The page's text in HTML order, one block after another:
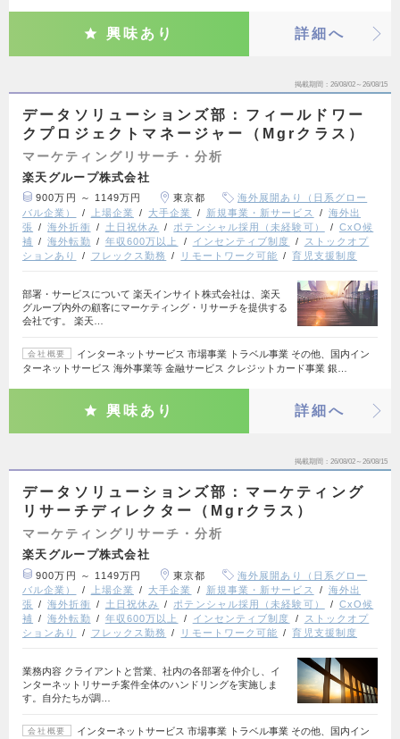
興味あり 詳細へ
掲載期間 26/08/02～26/08/15
データソリューションズ部：フィールドワー
クプロジェクトマネージャー（Mgrクラス）
マーケティングリサーチ・分析
楽天グループ株式会社
900万円 ～ 1149万円 東京都
海外展開あり（日系グロー
バル企業）
上場企業 大手企業 新規事業・新サービス
海外出
張
海外折衝 土日祝休み ポテンシャル採用（未経験可）
CxO候
補
海外転勤 年収600万以上 インセンティブ制度
ストックオプ
ションあり
フレックス勤務 リモートワーク可能 育児支援制度
部署・サービスについて 楽天インサイト株式会社は、楽天
グループ内外の顧客にマーケティング・リサーチを提供する
会社です。 楽天…
会社概要
インターネットサービス 市場事業 トラベル事業 その他、国内イン
ターネットサービス 海外事業等 金融サービス クレジットカード事業 銀…
興味あり 詳細へ
掲載期間 26/08/02～26/08/15
データソリューションズ部：マーケティング
リサーチディレクター（Mgrクラス）
マーケティングリサーチ・分析
楽天グループ株式会社
900万円 ～ 1149万円 東京都
海外展開あり（日系グロー
バル企業）
上場企業 大手企業 新規事業・新サービス
海外出
張
海外折衝 土日祝休み ポテンシャル採用（未経験可）
CxO候
補
海外転勤 年収600万以上 インセンティブ制度
ストックオプ
ションあり
フレックス勤務 リモートワーク可能 育児支援制度
業務内容 クライアントと営業、社内の各部署を仲介し、イ
ンターネットリサーチ案件全体のハンドリングを実施しま
す。自分たちが調…
会社概要
インターネットサービス 市場事業 トラベル事業 その他、国内イン